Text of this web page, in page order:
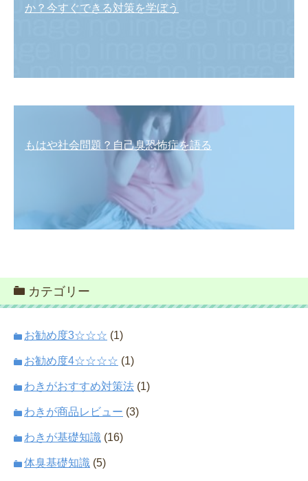
か？今すぐできる対策を学ぼう
もはや社会問題？自己臭恐怖症を語る
カテゴリー
お勧め度3☆☆☆ (1)
お勧め度4☆☆☆☆ (1)
わきがおすすめ対策法 (1)
わきが商品レビュー (3)
わきが基礎知識 (16)
体臭基礎知識 (5)